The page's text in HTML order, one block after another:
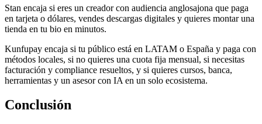
Stan encaja si eres un creador con audiencia anglosajona que paga
en tarjeta o dólares, vendes descargas digitales y quieres montar una
tienda en tu bio en minutos.
Kunfupay encaja si tu público está en LATAM o España y paga con
métodos locales, si no quieres una cuota fija mensual, si necesitas
facturación y compliance resueltos, y si quieres cursos, banca,
herramientas y un asesor con IA en un solo ecosistema.
Conclusión